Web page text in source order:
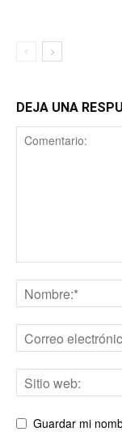
DEJA UNA
Guardar mi